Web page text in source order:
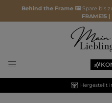
Behind the Frame 🖼️ Spare bis
FRAME15
Hergestellt